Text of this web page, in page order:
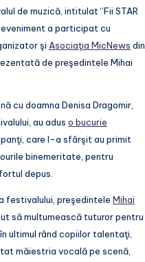
de muzică, intitulat “Fii STAR
eveniment a participat cu
şi Asociaţia MicNews din
de preşedintele Mihai
cu doamna Denisa Dragomir,
au adus o bucurie
care l-a sfârşit au primit
binemeritate, pentru
depus.
festivalului, preşedintele Mihai
să multumească tuturor pentru
ultimul rând copiilor talentaţi,
măiestria vocală pe scenă,